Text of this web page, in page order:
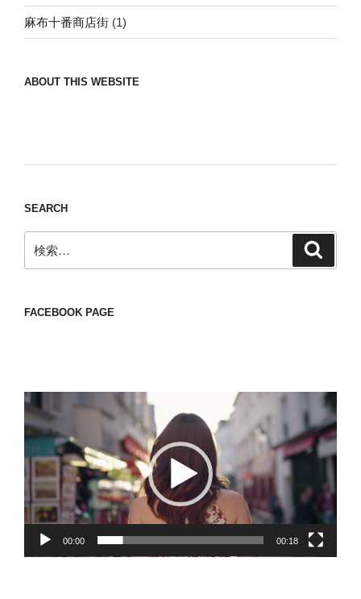
麻布十番商店街 (1)
ABOUT THIS WEBSITE
SEARCH
索:
FACEBOOK PAGE
動
画
プ
レ
ー
ヤ
ー
00:00 00:18